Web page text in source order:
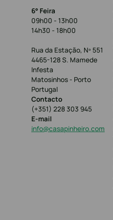
6° Feira
09h00 - 13h00
14h30 - 18h00
Rua da Estação, Nº 551
4465-128 S. Mamede
Infesta
Matosinhos - Porto
Portugal
Contacto
(+351) 228 303 945
E-mail
info@casapinheiro.com